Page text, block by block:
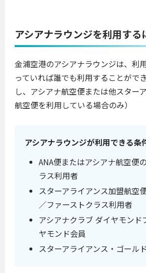
アシアナラウンジを利用する
金浦空港のアシアナラウンジは、利
っていれば誰でも利用することがで
し、アシアナ航空便または他スター
航空便を利用している場合のみ）
アシアナラウンジが利用できる条
ANA便またはアシアナ航空便
ラス利用者
スターアライアンス加盟航空
／ファーストクラス利用者
アシアナクラブ ダイヤモンド
ヤモンド会員
スターアライアンス・ゴール